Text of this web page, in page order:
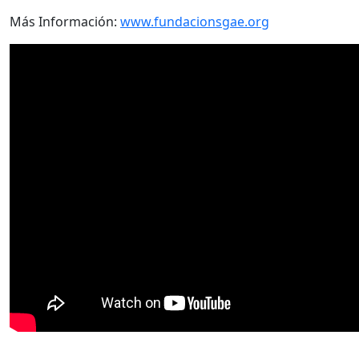
Más Información: www.fundacionsgae.org